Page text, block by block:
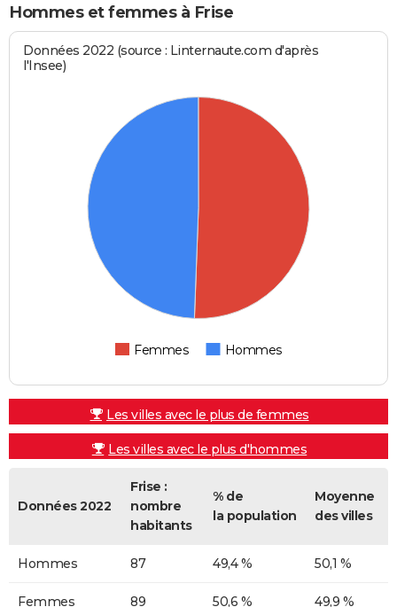
Hommes et femmes à Frise
Données 2022 (source : Linternaute.com d'après
l'Insee)
Femmes Hommes
Les villes avec le plus de femmes
Les villes avec le plus d'hommes
Données 2022
Frise :
nombre
habitants
% de
la population
Moyenne
des villes
Hommes 87 49,4 % 50,1 %
Femmes 89 50,6 % 49,9 %